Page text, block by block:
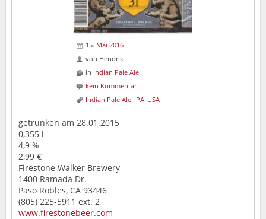
15. Mai 2016
von Hendrik
in Indian Pale Ale
kein Kommentar
Indian Pale Ale IPA USA
getrunken am 28.01.2015
0,355 l
4,9 %
2,99 €
Firestone Walker Brewery
1400 Ramada Dr.
Paso Robles, CA 93446
(805) 225-5911 ext. 2
www.firestonebeer.com